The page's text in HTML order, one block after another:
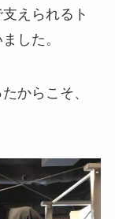
えられるト
した。
からこそ、